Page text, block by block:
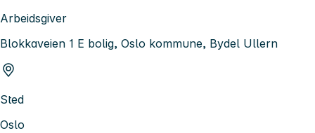
Arbeidsgiver
Blokkaveien 1 E bolig, Oslo kommune, Bydel Ullern
Sted
Oslo